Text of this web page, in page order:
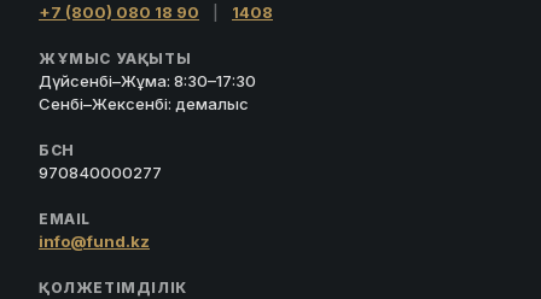
+7 (800) 080 18 90 1408
ЖҰМЫС УАҚЫТЫ
Дүйсенбі–Жұма: 8:30–17:30
Сенбі–Жексенбі: демалыс
БСН
970840000277
EMAIL
info@fund.kz
ҚОЛЖЕТІМДІЛІК